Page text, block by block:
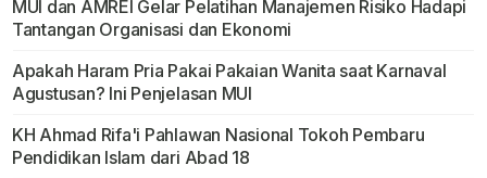
MUI dan AMREI Gelar Pelatihan Manajemen Risiko Hadapi
Tantangan Organisasi dan Ekonomi
Apakah Haram Pria Pakai Pakaian Wanita saat Karnaval
Agustusan? Ini Penjelasan MUI
KH Ahmad Rifa'i Pahlawan Nasional Tokoh Pembaru
Pendidikan Islam dari Abad 18